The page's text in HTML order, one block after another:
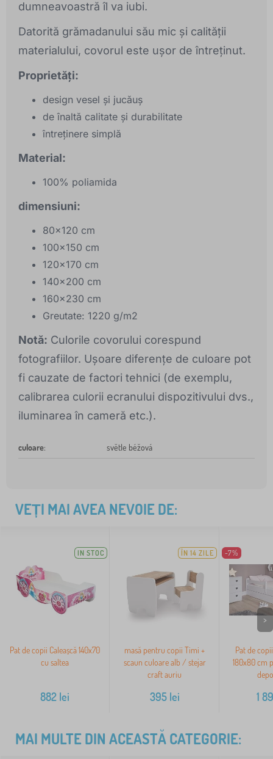
dumneavoastră îl va iubi.
Datorită grămadanului său mic și calității
materialului, covorul este ușor de întreținut.
Proprietăți:
design vesel și jucăuș
de înaltă calitate și durabilitate
întreținere simplă
Material:
100% poliamida
dimensiuni:
80x120 cm
100x150 cm
120x170 cm
140x200 cm
160x230 cm
Greutate: 1220 g/m2
Notă: Culorile covorului corespund
fotografiilor. Ușoare diferențe de culoare pot
fi cauzate de factori tehnici (de exemplu,
calibrarea culorii ecranului dispozitivului dvs.,
iluminarea în cameră etc.).
culoare: světle béžová
VEȚI MAI AVEA NEVOIE DE:
IN STOC
Pat de copii Caleașcă 140x70
cu saltea
882 lei
ÎN 14 ZILE
masă pentru copii Timi +
scaun culoare alb / stejar
craft auriu
395lei
-7%
Pat de
180x80 cm
1
>
MAI MULTE DIN ACEASTĂ CATEGORIE: